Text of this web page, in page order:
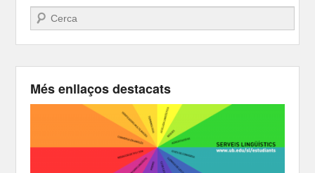
Search
Més enllaços destacats